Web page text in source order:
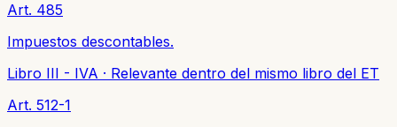
Art. 485
Impuestos descontables.
Libro III - IVA · Relevante dentro del mismo libro del ET
Art. 512-1